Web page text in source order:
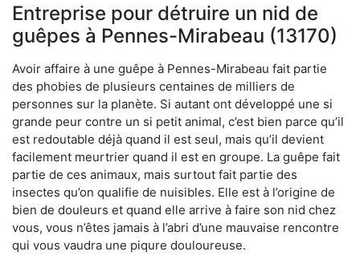
Entreprise pour détruire un nid de
guêpes à Pennes-Mirabeau (13170)
Avoir affaire à une guêpe à Pennes-Mirabeau fait partie
des phobies de plusieurs centaines de milliers de
personnes sur la planète. Si autant ont développé une si
grande peur contre un si petit animal, c’est bien parce qu’il
est redoutable déjà quand il est seul, mais qu’il devient
facilement meurtrier quand il est en groupe. La guêpe fait
partie de ces animaux, mais surtout fait partie des
insectes qu’on qualifie de nuisibles. Elle est à l’origine de
bien de douleurs et quand elle arrive à faire son nid chez
vous, vous n’êtes jamais à l’abri d’une mauvaise rencontre
qui vous vaudra une piqure douloureuse.